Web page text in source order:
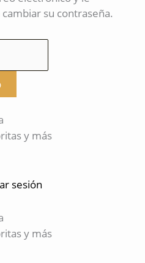
su contraseña.
y más
sesión
y más